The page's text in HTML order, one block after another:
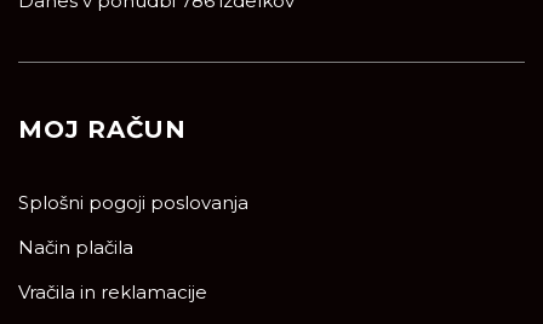
MOJ RAČUN
Splošni pogoji poslovanja
Način plačila
Vračila in reklamacije